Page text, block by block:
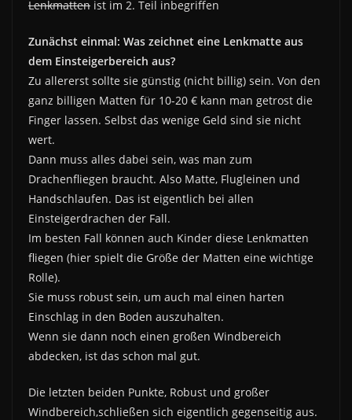
Lenkmatten ist im 2. Teil inbegriffen
Zunächst einmal: Was zeichnet eine Lenkmatte aus
dem Einsteigerbereich aus?
Zu allererst sollte sie günstig (nicht billig) sein. Von den
ganz billigen Matten für 10-20 € kann man getrost die
Finger lassen. Selbst das wenige Geld sind sie nicht
wert.
Dann muss alles dabei sein, was man zum
Drachenfliegen braucht. Also Matte, Flugleinen und
Handschlaufen. Das ist eigentlich bei allen
Einsteigerdrachen der Fall.
Im besten Fall können auch Kinder diese Lenkmatten
fliegen (hier spielt die Größe der Matten eine wichtige
Rolle).
Sie muss robust sein, um auch mal einen harten
Einschlag in den Boden auszuhalten.
Wenn sie dann noch einen großen Windbereich
abdecken, ist das schon mal gut.
Die letzten beiden Punkte, Robust und großer
Windbereich,schließen sich eigentlich gegenseitig aus.